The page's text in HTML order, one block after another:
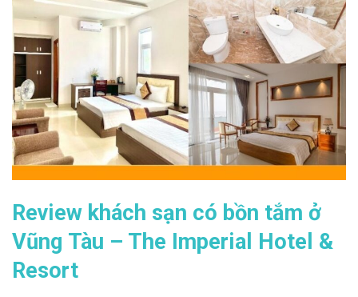
Review khách sạn có bồn tắm ở
Vũng Tàu – The Imperial Hotel &
Resort